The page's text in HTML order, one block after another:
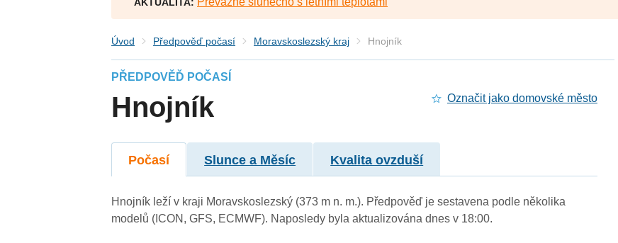
AKTUALITA:
Úvod Předpověď počasí Moravskoslezský kraj Hnojník
PŘEDPOVĚĎ POČASÍ
Hnojník Označit jako domovské město
Počasí Slunce a Měsíc Kvalita ovzduší
Hnojník leží v kraji Moravskoslezský (373 m n. m.). Předpověď je sestavena podle několika
modelů (ICON, GFS, ECMWF). Naposledy byla aktualizována dnes v 18:00.